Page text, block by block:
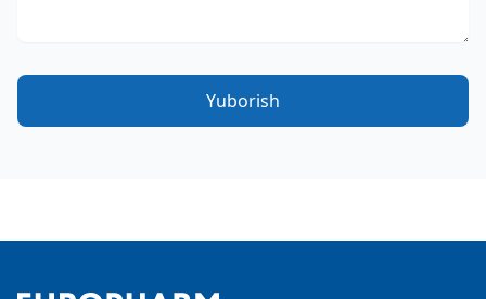
Yuborish